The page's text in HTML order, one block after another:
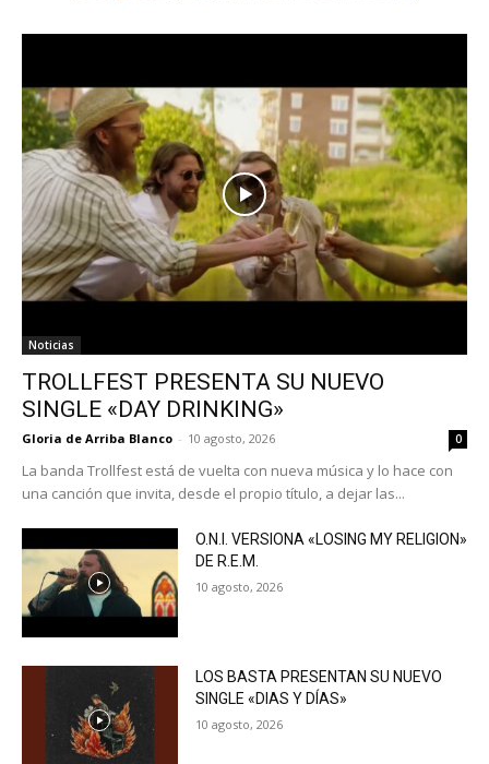
Noticias
TROLLFEST PRESENTA SU NUEVO
SINGLE «DAY DRINKING»
Gloria de Arriba Blanco - 10 agosto, 2026 0
La banda Trollfest está de vuelta con nueva música y lo hace con
una canción que invita, desde el propio título, a dejar las...
O.N.I. VERSIONA «LOSING MY RELIGION»
DE R.E.M.
10 agosto, 2026
LOS BASTA PRESENTAN SU NUEVO
SINGLE «DIAS Y DÍAS»
10 agosto, 2026